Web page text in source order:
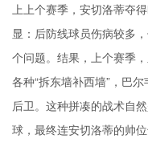
上上个赛季， 安切洛蒂夺
显：后防线球员伤病较多
个问题。结果，上个赛季
各种“拆东墙补西墙”，巴
后卫。这种拼凑的战术自
球，最终连安切洛蒂的帅位